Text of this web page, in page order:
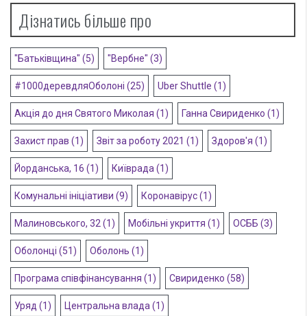
Дізнатись більше про
"Батьківщина" (5) "Вербне" (3)
#1000деревдляОболоні (25) Uber Shuttle (1)
Акція до дня Святого Миколая (1) Ганна Свириденко (1)
Захист прав (1) Звіт за роботу 2021 (1) Здоров'я (1)
Йорданська, 16 (1) Київрада (1)
Комунальні ініціативи (9) Коронавірус(1)
Малиновського, 32 (1) Мобільні укриття (1) ОСББ (3)
Оболонці (51) Оболонь (1)
Програма співфінансування (1) Свириденко (58)
Уряд (1) Центральна влада (1)